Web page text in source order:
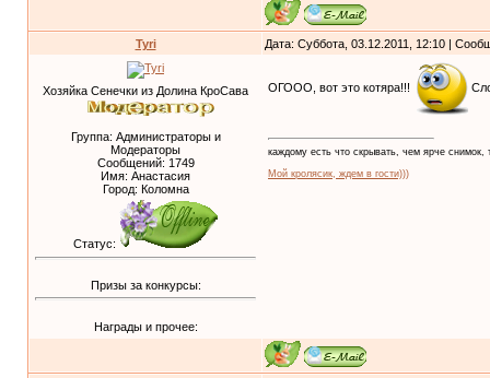
Tyri Дата: Суббота, 03.12.2011, 12:10 |
Хозяйка Сенечки из Долина КроСава
Группа: Администраторы и
Модераторы
Сообщений: 1749
Имя: Анастасия
Город: Коломна
Статус:
Призы за конкурсы:
Награды и прочее:
ОГООО, вот это котяра!!!
каждому есть что скрывать, чем ярче снимок,
Мой кролясик, ждем в гости)))